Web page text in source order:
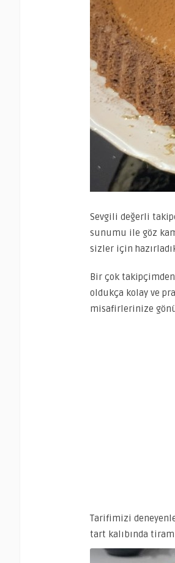
Sevgili değerli
sunumu ile göz
sizler için
Bir çok
oldukça kolay ve
misafirlerinize
Tarifimizi
tart kalıbında